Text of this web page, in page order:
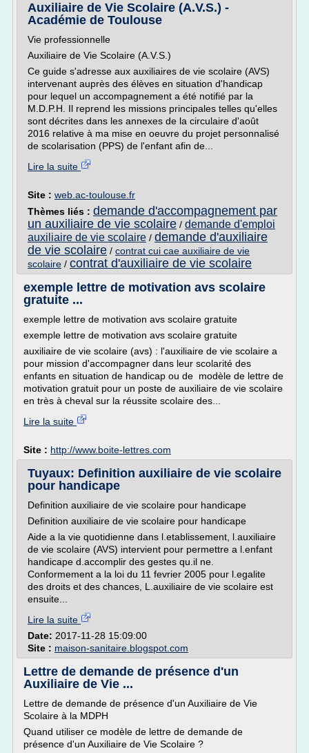
Auxiliaire de Vie Scolaire (A.V.S.) -
Académie de Toulouse
Vie professionnelle
Auxiliaire de Vie Scolaire (A.V.S.)
Ce guide s'adresse aux auxiliaires de vie scolaire (AVS)
intervenant auprès des élèves en situation d'handicap
pour lequel un accompagnement a été notifié par la
M.D.P.H. Il reprend les missions principales telles qu'elles
sont décrites dans les annexes de la circulaire d'août
2016 relative à ma mise en oeuvre du projet personnalisé
de scolarisation (PPS) de l'enfant afin de...
Lire la suite
Site : web.ac-toulouse.fr
Thèmes liés : demande d'accompagnement par
un auxiliaire de vie scolaire / demande d'emploi
auxiliaire de vie scolaire / demande d'auxiliaire
de vie scolaire / contrat cui cae auxiliaire de vie
scolaire / contrat d'auxiliaire de vie scolaire
exemple lettre de motivation avs scolaire
gratuite ...
exemple lettre de motivation avs scolaire gratuite
exemple lettre de motivation avs scolaire gratuite
auxiliaire de vie scolaire (avs) : l'auxiliaire de vie scolaire a
pour mission d'accompagner dans leur scolarité des
enfants en situation de handicap ou de modèle de lettre de
motivation gratuit pour un poste de auxiliaire de vie scolaire
en très à cheval sur la réussite scolaire des...
Lire la suite
Site : http://www.boite-lettres.com
Tuyaux: Definition auxiliaire de vie scolaire
pour handicape
Definition auxiliaire de vie scolaire pour handicape
Definition auxiliaire de vie scolaire pour handicape
Aide a la vie quotidienne dans l.etablissement, l.auxiliaire
de vie scolaire (AVS) intervient pour permettre a l.enfant
handicape d.accomplir des gestes qu.il ne.
Conformement a la loi du 11 fevrier 2005 pour l.egalite
des droits et des chances, L.auxiliaire de vie scolaire est
ensuite...
Lire la suite
Date: 2017-11-28 15:09:00
Site : maison-sanitaire.blogspot.com
Lettre de demande de présence d'un
Auxiliaire de Vie ...
Lettre de demande de présence d'un Auxiliaire de Vie
Scolaire à la MDPH
Quand utiliser ce modèle de lettre de demande de
présence d'un Auxiliaire de Vie Scolaire ?